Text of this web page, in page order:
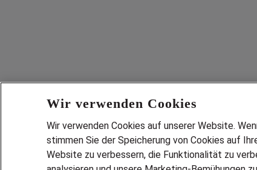
Wir verwenden Cookies
Wir verwenden Cookies auf unserer Website.
stimmen Sie der Speicherung von Cookies auf
Website zu verbessern, die Funktionalität zu